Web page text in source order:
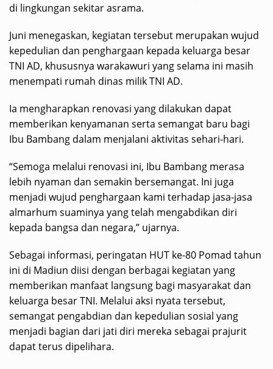
di lingkungan sekitar asrama.
Juni menegaskan, kegiatan tersebut merupakan wujud
kepedulian dan penghargaan kepada keluarga besar
TNI AD, khususnya warakawuri yang selama ini masih
menempati rumah dinas milik TNI AD.
Ia mengharapkan renovasi yang dilakukan dapat
memberikan kenyamanan serta semangat baru bagi
Ibu Bambang dalam menjalani aktivitas sehari-hari.
“Semoga melalui renovasi ini, Ibu Bambang merasa
lebih nyaman dan semakin bersemangat. Ini juga
menjadi wujud penghargaan kami terhadap jasa-jasa
almarhum suaminya yang telah mengabdikan diri
kepada bangsa dan negara,” ujarnya.
Sebagai informasi, peringatan HUT ke-80 Pomad tahun
ini di Madiun diisi dengan berbagai kegiatan yang
memberikan manfaat langsung bagi masyarakat dan
keluarga besar TNI. Melalui aksi nyata tersebut,
semangat pengabdian dan kepedulian sosial yang
menjadi bagian dari jati diri mereka sebagai prajurit
dapat terus dipelihara.